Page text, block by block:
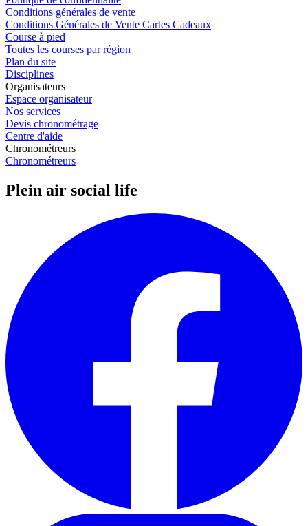
Conditions générales de vente
Conditions Générales de Vente Cartes Cadeaux
Course à pied
Toutes les courses par région
Plan du site
Disciplines
Organisateurs
Espace organisateur
Nos services
Devis chronométrage
Centre d'aide
Chronométreurs
Chronométreurs
Plein air social life